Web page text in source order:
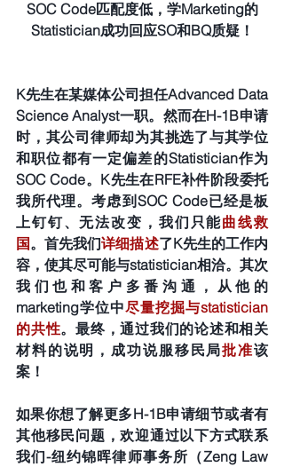
SOC Code匹配度低，学Marketing的
Statistician成功回应SO和BQ质疑！
K先生在某媒体公司担任Advanced Data
Science Analyst一职。然而在H-1B申请
时，其公司律师却为其挑选了与其学位
和职位都有一定偏差的Statistician作为
SOC Code。K先生在RFE补件阶段委托
我所代理。考虑到SOC Code已经是板
上钉钉、无法改变，我们只能曲线救
国。首先我们详细描述了K先生的工作内
容，使其尽可能与statistician相洽。其次
我们也和客户多番沟通，从他的
marketing学位中尽量挖掘与statistician
的共性。最终，通过我们的论述和相关
材料的说明，成功说服移民局批准该
案！
如果你想了解更多H-1B申请细节或者有
其他移民问题，欢迎通过以下方式联系
我们-纽约锦晖律师事务所（Zeng Law